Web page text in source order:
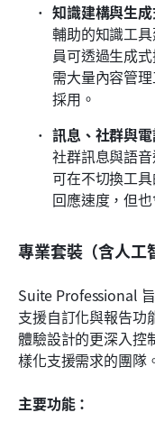
知識建構與生成
輔助的知識工
員可透過生成
需大量內容管
採用。
訊息、社群與電
社群訊息與語
可在不切換工
回應速度，但
專業套裝（含人工
Suite Professional
支援自訂化與報告功
體驗設計的更深入控
樣化支援需求的團隊
主要功能：